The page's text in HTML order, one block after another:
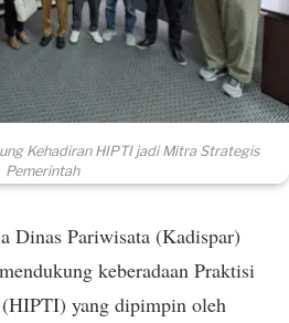
Kehadiran HIPTI jadi Mitra Strategis
Pemerintah
Pariwisata (Kadispar)
keberadaan Praktisi
yang dipimpin oleh